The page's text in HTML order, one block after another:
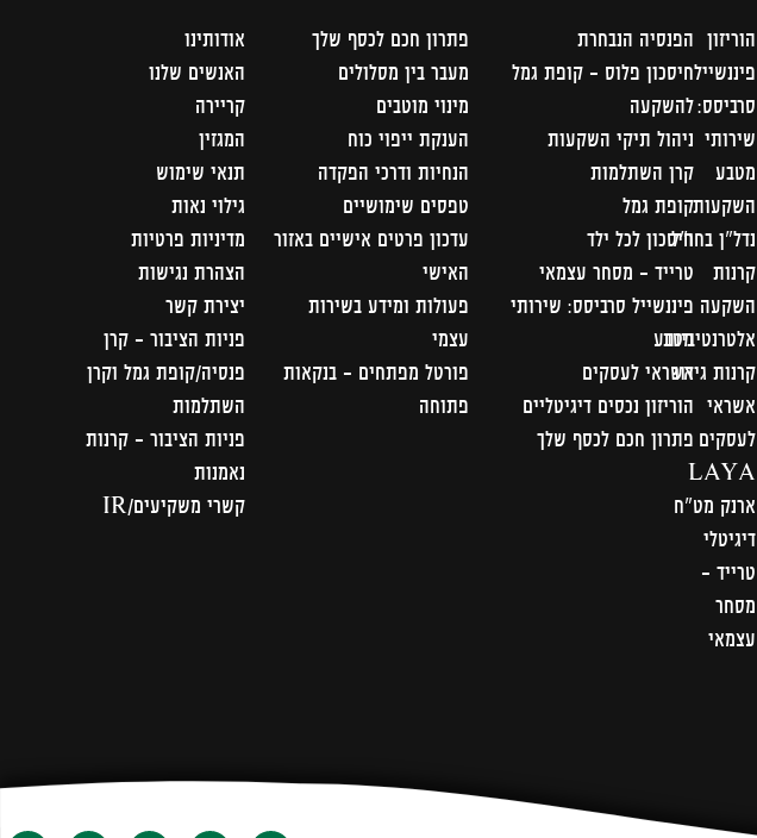
הוריזון
פיננשייל
סרביסס:
שירותי
מטבע
השקעות
נדל"ן בחו"ל
קרנות
השקעה
אלטרנטיביות
קרנות גידור
אשראי
לעסקים
LAYA
ארנק מט"ח
דיגיטלי
טרייד -
מסחר
עצמאי
הפנסיה הנבחרת
חיסכון פלוס - קופת גמל
להשקעה
ניהול תיקי השקעות
קרן השתלמות
קופת גמל
חיסכון לכל ילד
טרייד - מסחר עצמאי
פיננשייל סרביסס: שירותי
מטבע
אשראי לעסקים
הוריזון נכסים דיגיטליים
פתרון חכם לכסף שלך
פתרון חכם לכסף שלך
מעבר בין מסלולים
מינוי מוטבים
הענקת ייפוי כוח
הנחיות ודרכי הפקדה
טפסים שימושיים
עדכון פרטים אישיים באזור
האישי
פעולות ומידע בשירות
עצמי
פורטל מפתחים – בנקאות
פתוחה
אודותינו
האנשים שלנו
קריירה
המגזין
תנאי שימוש
גילוי נאות
מדיניות פרטיות
הצהרת נגישות
יצירת קשר
פניות הציבור – קרן
פנסיה/קופת גמל וקרן
השתלמות
פניות הציבור - קרנות
נאמנות
קשרי משקיעים/IR